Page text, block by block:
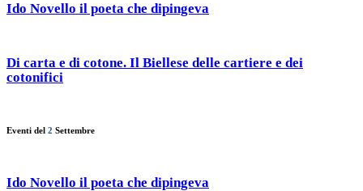
Ido Novello il poeta che dipingeva
Di carta e di cotone. Il Biellese delle cartiere e dei
cotonifici
Eventi del 2 Settembre
Ido Novello il poeta che dipingeva